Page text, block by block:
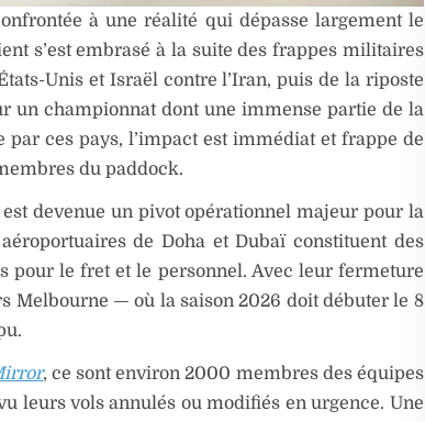
à une réalité qui dépasse largement le
s’est embrasé à la suite des frappes militaires
Unis et Israël contre l’Iran, puis de la riposte
un championnat dont une immense partie de la
ces pays, l’impact est immédiat et frappe de
du paddock.
devenue un pivot opérationnel majeur pour la
de Doha et Dubaï constituent des
pour le fret et le personnel. Avec leur fermeture
Melbourne — où la saison 2026 doit débuter le 8
, ce sont environ 2000 membres des équipes
leurs vols annulés ou modifiés en urgence. Une